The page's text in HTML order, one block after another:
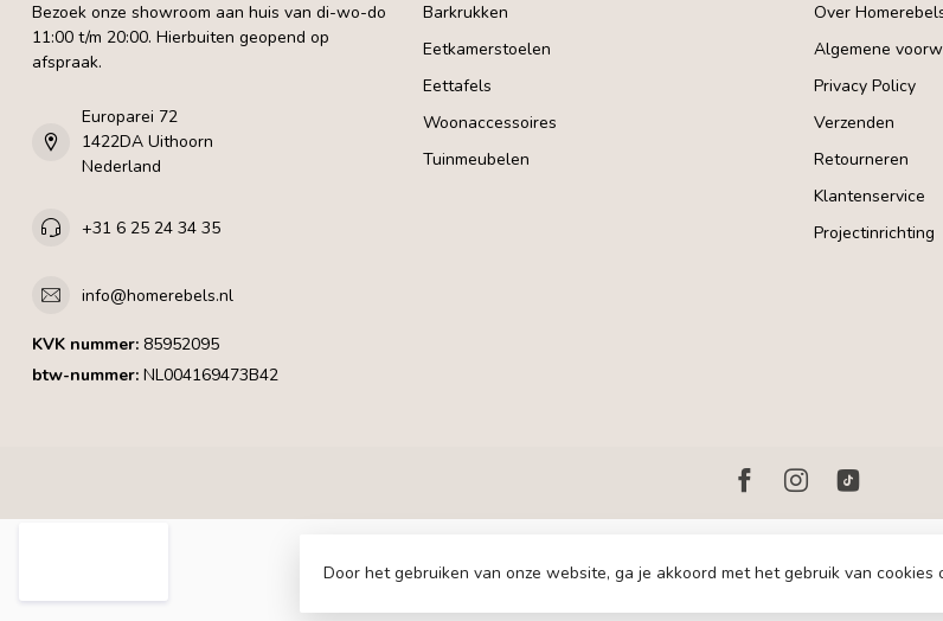
Bezoek onze showroom aan huis van di-wo-do
11:00 t/m 20:00. Hierbuiten geopend op
afspraak.
Europarei 72
1422DA Uithoorn
Nederland
+31 6 25 24 34 35
info@homerebels.nl
KVK nummer: 85952095
btw-nummer: NL004169473B42
Barkrukken
Eetkamerstoelen
Eettafels
Woonaccessoires
Tuinmeubelen
Over
Algemene
Privacy Policy
Verzenden
Retourneren
Klantenservice
Projectinrichting
© Copyright 2026 Homerebels.nl - Development:
Door het gebruiken van onze website, ga je akkoord met het gebruik van